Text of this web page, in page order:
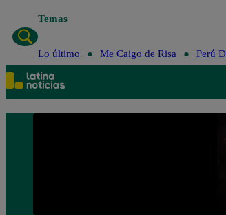
Temas
Lo último Me Caigo de Risa Perú